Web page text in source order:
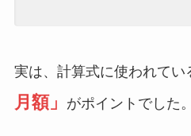
実は、計算式に使われてい
月額」
がポイントでした。